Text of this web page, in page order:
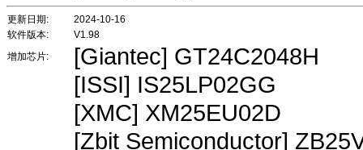
更新日期:
2024-10-16
软件版本:
V1.98
增加芯片:
[Giantec] GT24C2048H
[ISSI] IS25LP02GG
[XMC] XM25EU02D
[Zbit Semiconductor]